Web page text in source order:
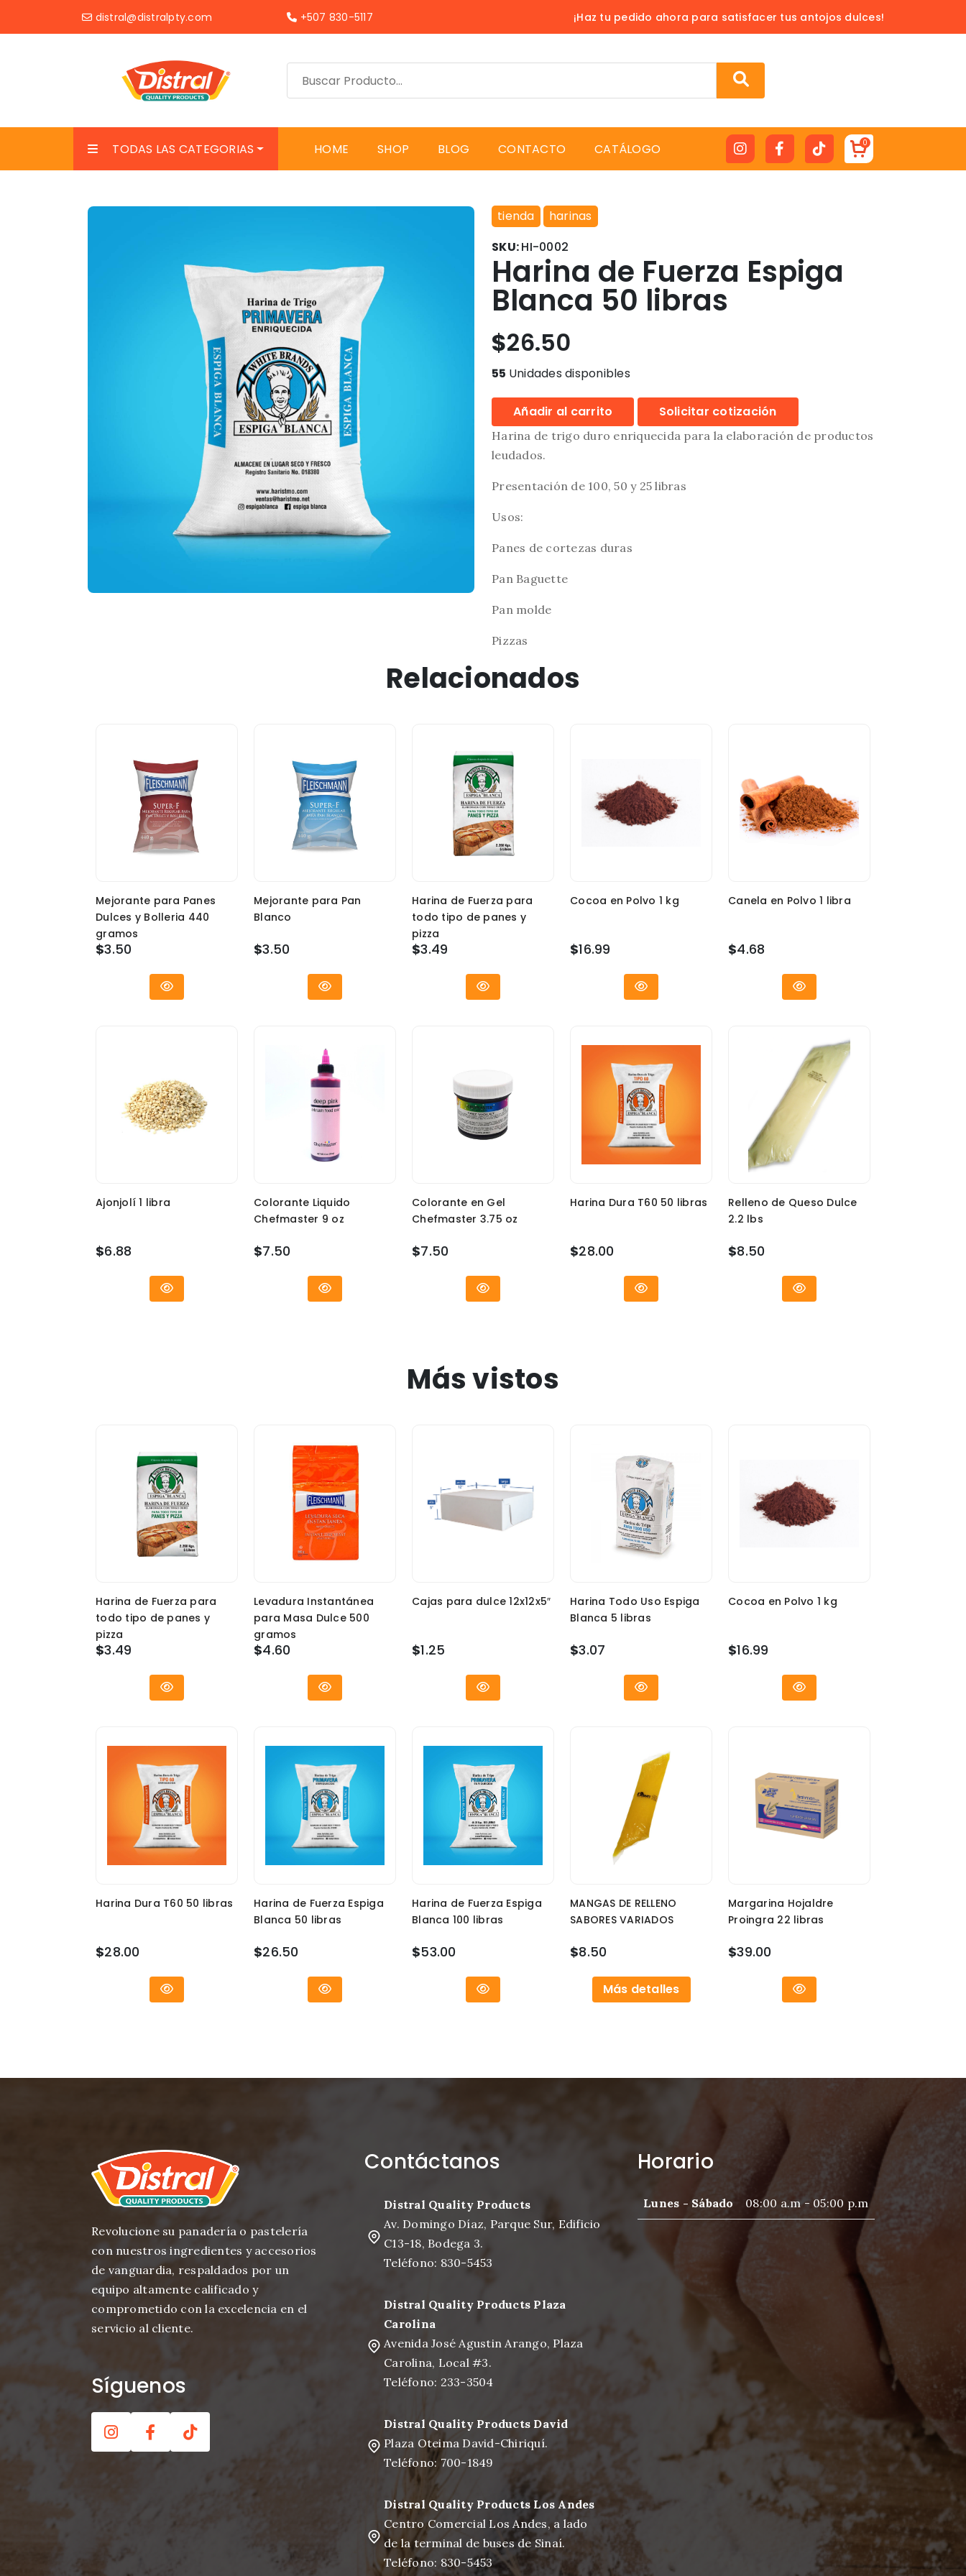
distral@distralpty.com +507 830-5117 ¡Haz tu pedido ahora para satisfacer tus antojos dulces!
TODAS LAS CATEGORIAS HOME SHOP BLOG CONTACTO CATÁLOGO 0
tienda
harinas
SKU:HI-0002
Harina de Fuerza Espiga
Blanca 50 libras
$26.50
55 Unidades disponibles
Añadir al carrito Solicitar cotización
Harina de trigo duro enriquecida para la elaboración de productos
leudados.
Presentación de 100, 50 y 25 libras
Usos:
Panes de cortezas duras
Pan Baguette
Pan molde
Pizzas
Relacionados
Mejorante para Panes
Dulces y Bolleria 440
gramos
$3.50
Mejorante para Pan
Blanco
$3.50
Harina de Fuerza para
todo tipo de panes y
pizza
$3.49
Cocoa en Polvo 1 kg
$16.99
Canela en Polvo 1 libra
$4.68
Ajonjolí 1 libra
$6.88
Colorante Liquido
Chefmaster 9 oz
$7.50
Colorante en Gel
Chefmaster 3.75 oz
$7.50
Harina Dura T60 50 libras
$28.00
Relleno de Queso Dulce
2.2 lbs
$8.50
Más vistos
Harina de Fuerza para
todo tipo de panes y
pizza
$3.49
Levadura Instantánea
para Masa Dulce 500
gramos
$4.60
Cajas para dulce 12x12x5″
$1.25
Harina Todo Uso Espiga
Blanca 5 libras
$3.07
Cocoa en Polvo 1 kg
$16.99
Harina Dura T60 50 libras
$28.00
Harina de Fuerza Espiga
Blanca 50 libras
$26.50
Harina de Fuerza Espiga
Blanca 100 libras
$53.00
MANGAS DE RELLENO
SABORES VARIADOS
$8.50
Más detalles
Margarina Hojaldre
Proingra 22 libras
$39.00
Revolucione su panadería o pastelería
con nuestros ingredientes y accesorios
de vanguardia, respaldados por un
equipo altamente calificado y
comprometido con la excelencia en el
servicio al cliente.
Síguenos
Contáctanos
Distral Quality Products
Av. Domingo Díaz, Parque Sur, Edificio
C13-18, Bodega 3.
Teléfono: 830-5453
Distral Quality Products Plaza
Carolina
Avenida José Agustin Arango, Plaza
Carolina, Local #3.
Teléfono: 233-3504
Distral Quality Products David
Plaza Oteima David-Chiriquí.
Teléfono: 700-1849
Distral Quality Products Los Andes
Centro Comercial Los Andes, a lado
de la terminal de buses de Sinaí.
Teléfono: 830-5453
Horario
Lunes - Sábado 08:00 a.m - 05:00 p.m